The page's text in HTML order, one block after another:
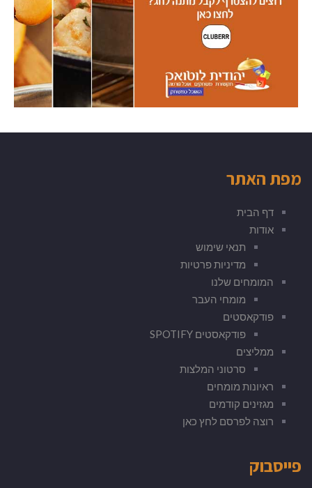
מפת האתר
דף הבית
אודות
תנאי שימוש
מדיניות פרטיות
המומחים שלנו
מומחי העבר
פודקאסטים
פודקאסטים SPOTIFY
ממליצים
סרטוני המלצות
ראיונות מומחים
מגזינים קודמים
רוצה לפרסם לחץ כאן
פייסבוק